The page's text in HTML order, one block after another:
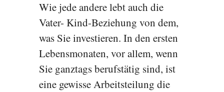
Wie jede andere lebt auch die
Vater- Kind-Beziehung von dem,
was Sie investieren. In den ersten
Lebensmonaten, vor allem, wenn
Sie ganztags berufstätig sind, ist
eine gewisse Arbeitsteilung die